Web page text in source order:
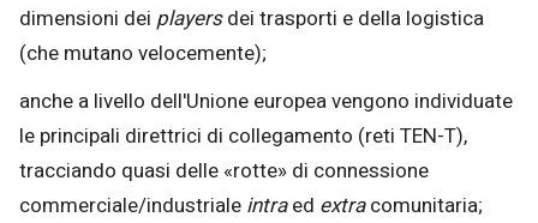
dimensioni dei playersdei trasporti e della logistica
(che mutano velocemente);
anche a livello dell'Unione europea vengono individuate
le principali direttrici di collegamento (reti TEN-T),
tracciando quasi delle «rotte» di connessione
commerciale/industriale intraed extracomunitaria;